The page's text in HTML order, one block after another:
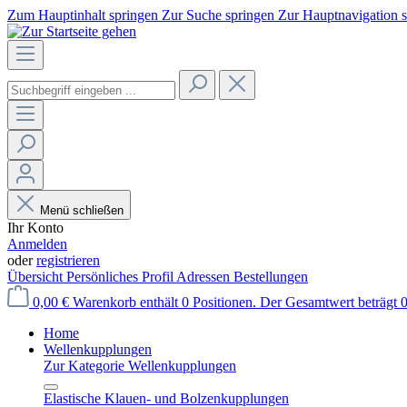
Zum Hauptinhalt springen Zur Suche springen Zur Hauptnavigation
Menü schließen
Ihr Konto
Anmelden
oderregistrieren
Übersicht Persönliches Profil Adressen Bestellungen
0,00 € Warenkorb enthält 0 Positionen. Der Gesamtwert beträgt
Home
Wellenkupplungen
Zur Kategorie Wellenkupplungen
Elastische Klauen- und Bolzenkupplungen